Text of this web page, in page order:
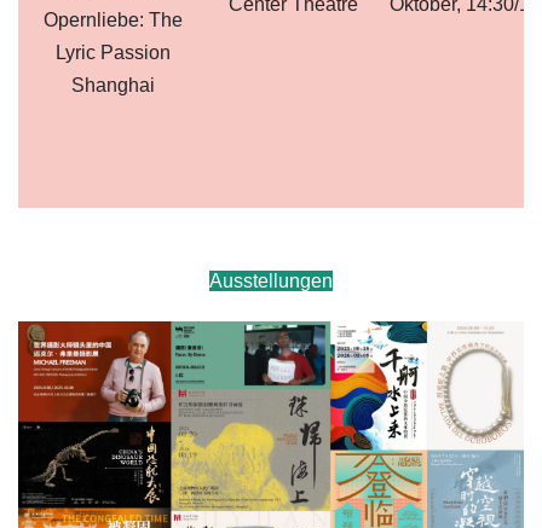
Opernliebe: The
Lyric Passion
Shanghai
Center Theatre
Oktober, 14:30/
Ausstellungen